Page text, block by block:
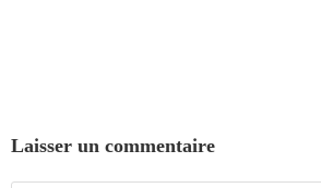
Laisser un commentaire